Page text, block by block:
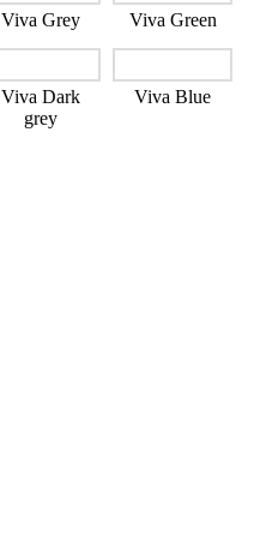
Viva Grey Viva Green
Viva Dark
grey
Viva Blue